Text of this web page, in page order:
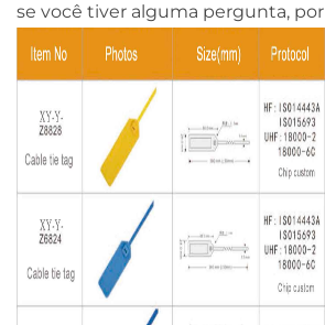
se você tiver alguma pergunta, por